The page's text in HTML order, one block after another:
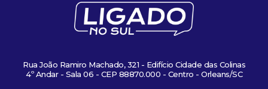
Rua João Ramiro Machado, 321 - Edifício Cidade das Colinas
4º Andar - Sala 06 - CEP 88870.000 - Centro - Orleans/SC